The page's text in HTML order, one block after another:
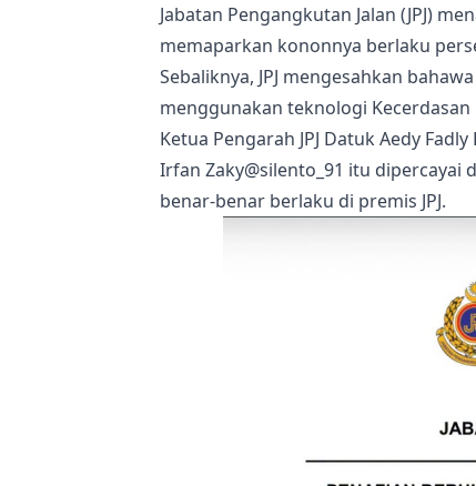
Jabatan Pengangkutan Jalan (JPJ)
memaparkan kononnya berlaku
Sebaliknya, JPJ mengesahkan
menggunakan teknologi Kecerdasan
Ketua Pengarah JPJ Datuk Aedy
Irfan Zaky@silento_91 itu
benar-benar berlaku di premis JPJ.